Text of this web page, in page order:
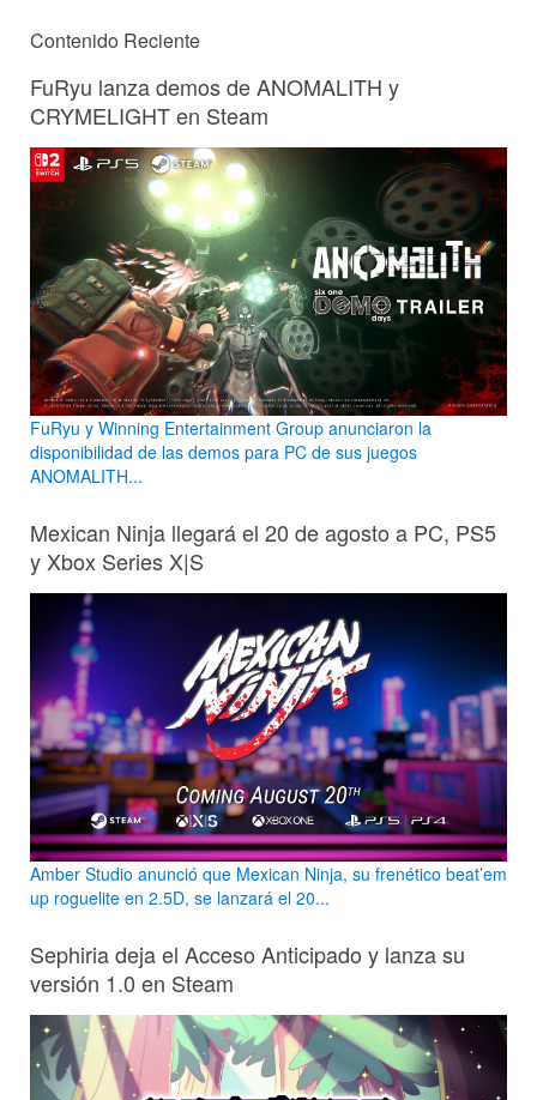
Contenido Reciente
FuRyu lanza demos de ANOMALITH y
CRYMELIGHT en Steam
FuRyu y Winning Entertainment Group anunciaron la
disponibilidad de las demos para PC de sus juegos
ANOMALITH...
Mexican Ninja llegará el 20 de agosto a PC, PS5
y Xbox Series X|S
Amber Studio anunció que Mexican Ninja, su frenético beat’em
up roguelite en 2.5D, se lanzará el 20...
Sephiria deja el Acceso Anticipado y lanza su
versión 1.0 en Steam